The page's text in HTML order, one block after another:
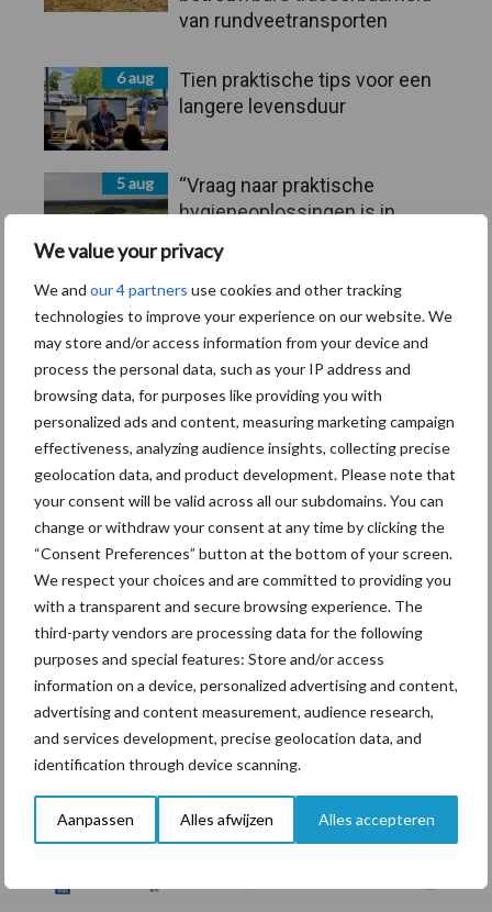
We value your privacy
We and our 4 partners use cookies and other tracking
technologies to improve your experience on our website. We
may store and/or access information from your device and
process the personal data, such as your IP address and
browsing data, for purposes like providing you with
personalized ads and content, measuring marketing campaign
effectiveness, analyzing audience insights, collecting precise
geolocation data, and product development. Please note that
your consent will be valid across all our subdomains. You can
change or withdraw your consent at any time by clicking the
“Consent Preferences” button at the bottom of your screen.
We respect your choices and are committed to providing you
with a transparent and secure browsing experience. The
third-party vendors are processing data for the following
purposes and special features: Store and/or access
information on a device, personalized advertising and content,
advertising and content measurement, audience research,
and services development, precise geolocation data, and
identification through device scanning.
Aanpassen Alles afwijzen Alles accepteren
van rundveetransporten
6 aug
Tien praktische tips voor een
langere levensduur
5 aug
“Vraag naar praktische
hygieneoplossingen is in
Polen groter dan ooit”
5 aug
Drie Franse bedrijven over de
grens van 14.000 kilogram
melk
Toon meer
Footer Onze brandpartners